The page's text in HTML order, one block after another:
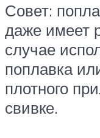
Совет:
даже имеет
случае
поплавка
плотного
свивке.